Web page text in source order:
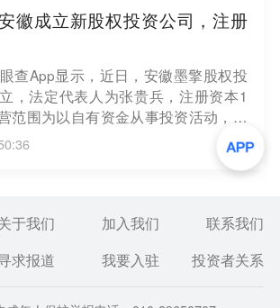
徽成立新股权投资公司，注册
查App显示，近日，安徽墨擎股权投
，法定代表人为张贵兵，注册资本1
范围为以自有资金从事投资活动，由
湖奇瑞科技有限公司全资持股。
于我们 加入我们
联系我们
求报道 我要入驻 投资者关系